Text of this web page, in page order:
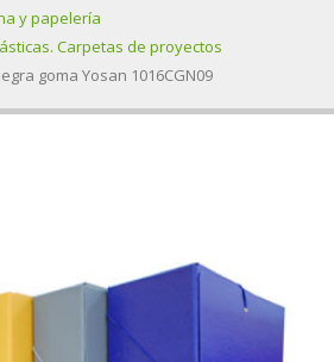
y papelería
Carpetas de proyectos
goma Yosan 1016CGN09